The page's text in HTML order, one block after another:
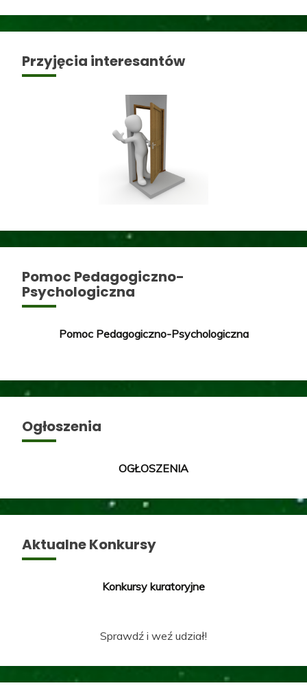
Przyjęcia interesantów
Pomoc Pedagogiczno-
Psychologiczna
Pomoc Pedagogiczno-Psychologiczna
Ogłoszenia
OGŁOSZENIA
Aktualne Konkursy
Konkursy kuratoryjne
Sprawdź i weź udział!